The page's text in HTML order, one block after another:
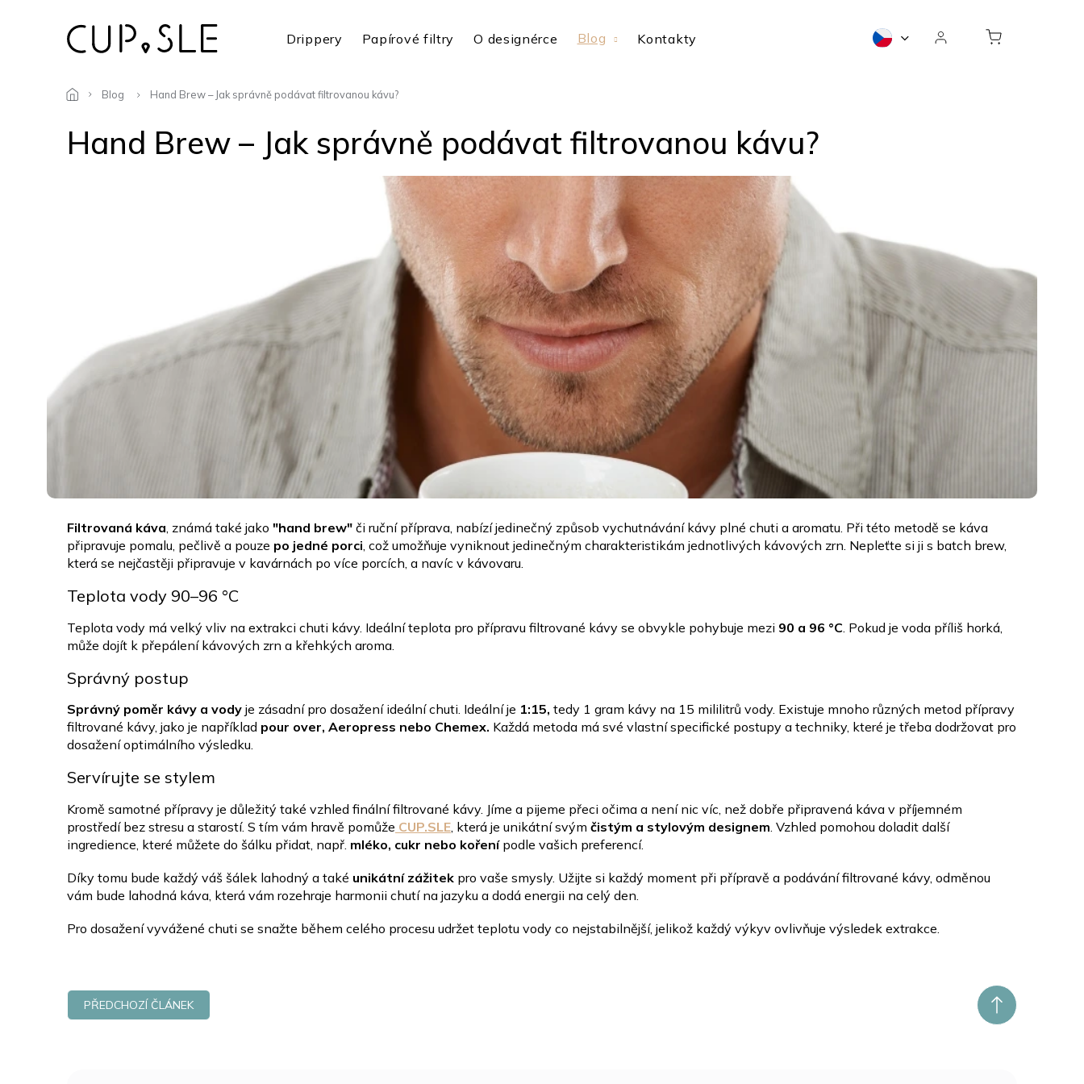
Drippery Papírové filtry O designérce Blog Kontakty
Blog Hand Brew – Jak správně podávat filtrovanou kávu?
Hand Brew – Jak správně podávat filtrovanou kávu?
Filtrovaná káva, známá také jako "hand brew" či ruční příprava, nabízí jedinečný způsob vychutnávání kávy plné chuti a aromatu. Při této metodě se káva
připravuje pomalu, pečlivě a pouze po jedné porci, což umožňuje vyniknout jedinečným charakteristikám jednotlivých kávových zrn. Nepleťte si ji s batch brew,
která se nejčastěji připravuje v kavárnách po více porcích, a navíc v kávovaru.
Teplota vody 90–96 °C
Teplota vody má velký vliv na extrakci chuti kávy. Ideální teplota pro přípravu filtrované kávy se obvykle pohybuje mezi 90 a 96 °C . Pokud je voda příliš horká,
může dojít k přepálení kávových zrn a křehkých aroma.
Správný postup
Správný poměr kávy a vody je zásadní pro dosažení ideální chuti. Ideální je 1:15, tedy 1 gram kávy na 15 mililitrů vody. Existuje mnoho různých metod přípravy
filtrované kávy, jako je například pour over, Aeropress nebo Chemex. Každá metoda má své vlastní specifické postupy a techniky, které je třeba dodržovat pro
dosažení optimálního výsledku.
Servírujte se stylem
Kromě samotné přípravy je důležitý také vzhled finální filtrované kávy. Jíme a pijeme přeci očima a není nic víc, než dobře připravená káva v příjemném
prostředí bez stresu a starostí. S tím vám hravě pomůže CUP.SLE , která je unikátní svým čistým a stylovým designem . Vzhled pomohou doladit další
ingredience, které můžete do šálku přidat, např. mléko, cukr nebo kořenípodle vašich preferencí.
Díky tomu bude každý váš šálek lahodný a také unikátní zážitek pro vaše smysly. Užijte si každý moment při přípravě a podávání filtrované kávy, odměnou
vám bude lahodná káva, která vám rozehraje harmonii chutí na jazyku a dodá energii na celý den.
Pro dosažení vyvážené chuti se snažte během celého procesu udržet teplotu vody co nejstabilnější, jelikož každý výkyv ovlivňuje výsledek extrakce.
PŘEDCHOZÍ ČLÁNEK